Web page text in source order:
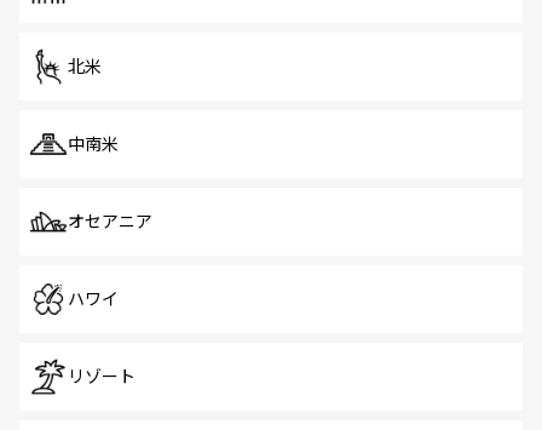
北米
中南米
オセアニア
ハワイ
リゾート